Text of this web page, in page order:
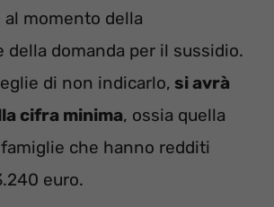
momento della
della domanda per il sussidio.
di non indicarlo, si avrà
cifra minima, ossia quella
che hanno redditi
euro.